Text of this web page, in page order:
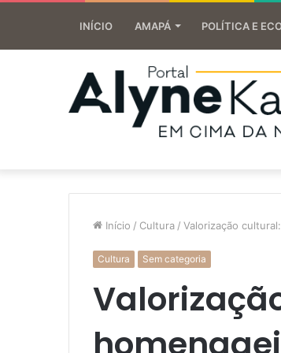
INÍCIO AMAPÁ POLÍTICA E
Início / Cultura / Valorização
Cultura Sem categoria